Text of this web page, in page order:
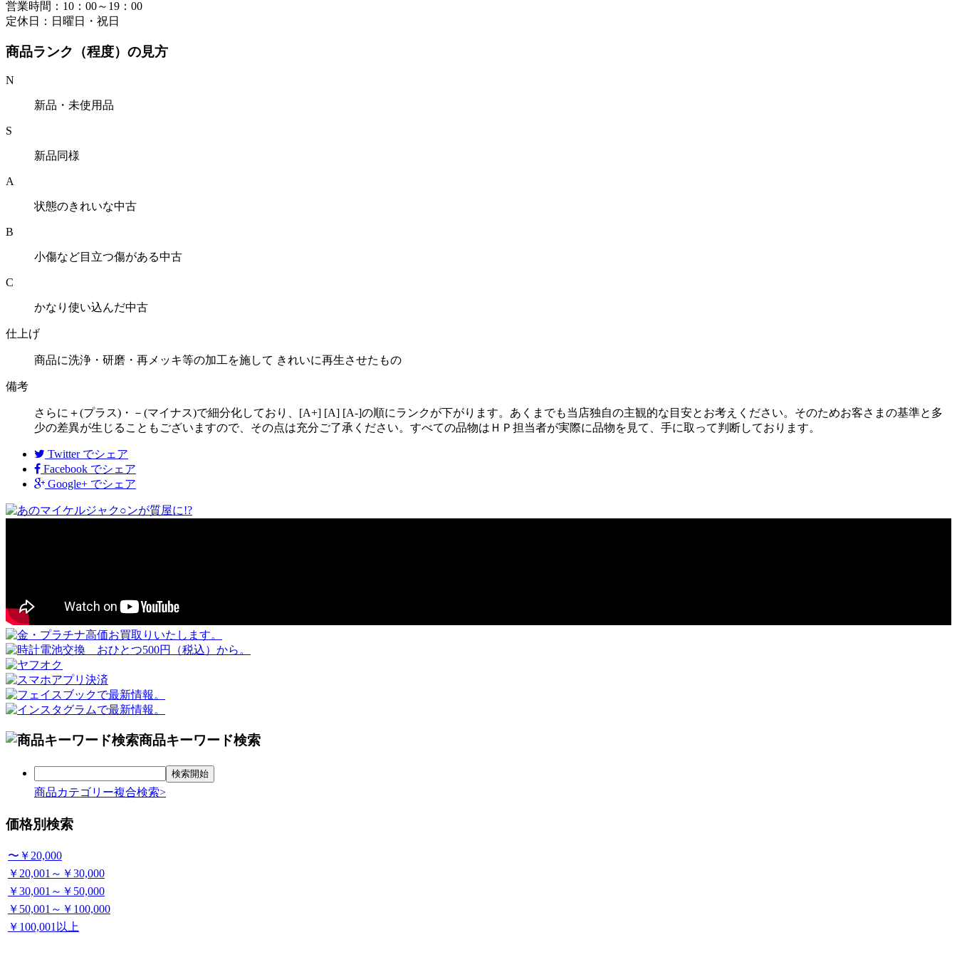
営業時間：10：00～19：00
定休日：日曜日・祝日
商品ランク（程度）の見方
N
新品・未使用品
S
新品同様
A
状態のきれいな中古
B
小傷など目立つ傷がある中古
C
かなり使い込んだ中古
仕上げ
商品に洗浄・研磨・再メッキ等の加工を施して きれいに再生させたもの
備考
さらに＋(プラス)・－(マイナス)で細分化しており、[A+] [A] [A-]の順にランクが下がります。あくまでも当店独自の主観的な目安とお考えください。そのためお客さまの基準と多
少の差異が生じることもございますので、その点は充分ご了承ください。すべての品物はＨＰ担当者が実際に品物を見て、手に取って判断しております。
Twitter でシェア
Facebook でシェア
Google+ でシェア
商品キーワード検索
商品カテゴリー複合検索>
価格別検索
〜￥20,000
￥20,001～￥30,000
￥30,001～￥50,000
￥50,001～￥100,000
￥100,001以上